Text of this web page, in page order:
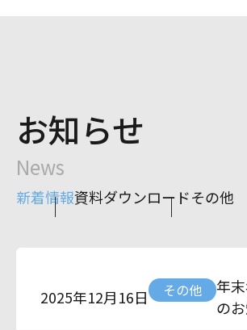
お知らせ
News
新着情報資料ダウンロードその他
2025年12月16日 その他
年
の